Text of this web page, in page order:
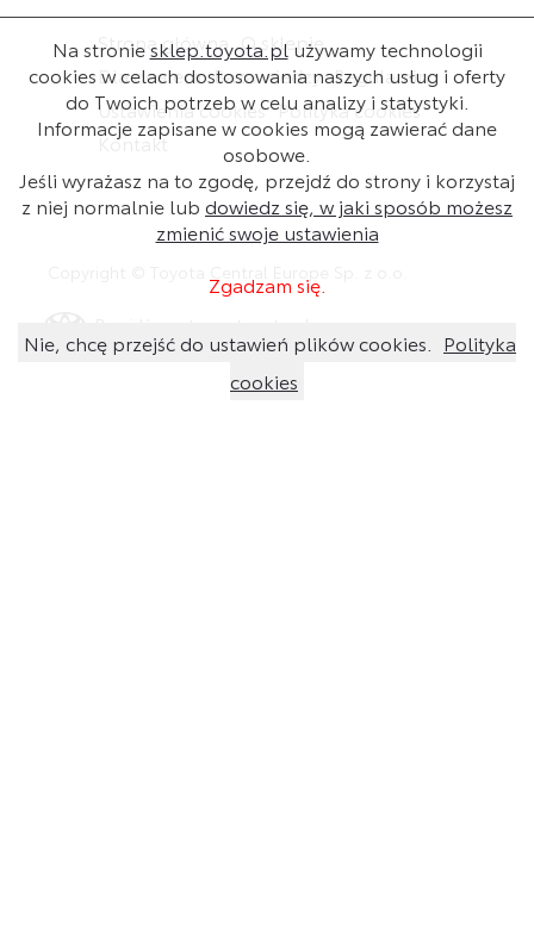
Strona główna O sklepie
Dla dealera Baza wiedzy Regulamin
Ustawienia cookies Polityka cookies
Kontakt
Na stroniesklep.toyota.pl używamy technologii
cookies w celach dostosowania naszych usług i oferty
do Twoich potrzeb w celu analizy i statystyki.
Informacje zapisane w cookies mogą zawierać dane
osobowe.
Jeśli wyrażasz na to zgodę, przejdź do strony i korzystaj
z niej normalnie lub dowiedz się, w jaki sposób możesz
zmienić swoje ustawienia
Zgadzam się.
Nie, chcę przejść do ustawień plików cookies.
Polityka
cookies